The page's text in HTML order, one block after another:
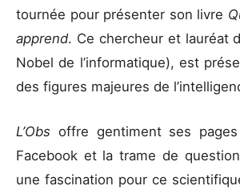
tournée pour présenter son livre
apprend. Ce chercheur et lauréat
Nobel de l’informatique), est
des figures majeures de
L’Obs offre gentiment ses
Facebook et la trame de
une fascination pour ce